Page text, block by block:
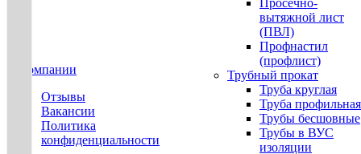
О компании
Отзывы
Вакансии
Политика
конфиденциальности
Просечно-
вытяжной лист
(ПВЛ)
Профнастил
(профлист)
Трубный прокат
Труба круглая
Труба профильная
Трубы бесшовные
Трубы в ВУС
изоляции